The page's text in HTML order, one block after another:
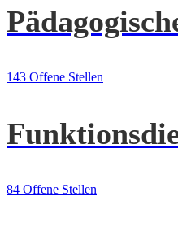
143 Offene Stellen
84 Offene Stellen